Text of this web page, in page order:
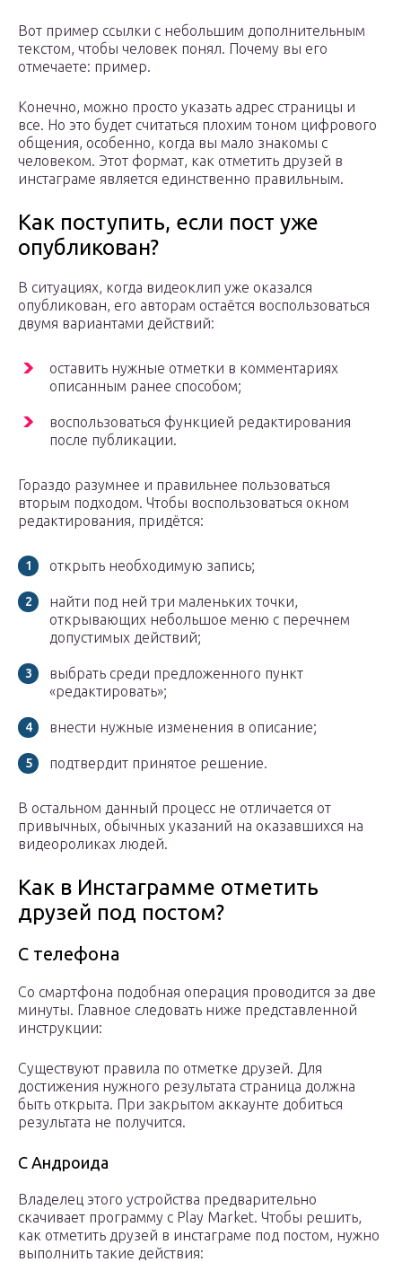
Вот пример ссылки с небольшим дополнительным
текстом, чтобы человек понял. Почему вы его
отмечаете: пример.
Конечно, можно просто указать адрес страницы и
все. Но это будет считаться плохим тоном цифрового
общения, особенно, когда вы мало знакомы с
человеком. Этот формат, как отметить друзей в
инстаграме является единственно правильным.
Как поступить, если пост уже
опубликован?
В ситуациях, когда видеоклип уже оказался
опубликован, его авторам остаётся воспользоваться
двумя вариантами действий:
оставить нужные отметки в комментариях
описанным ранее способом;
воспользоваться функцией редактирования
после публикации.
Гораздо разумнее и правильнее пользоваться
вторым подходом. Чтобы воспользоваться окном
редактирования, придётся:
открыть необходимую запись;
найти под ней три маленьких точки,
открывающих небольшое меню с перечнем
допустимых действий;
выбрать среди предложенного пункт
«редактировать»;
внести нужные изменения в описание;
подтвердит принятое решение.
В остальном данный процесс не отличается от
привычных, обычных указаний на оказавшихся на
видеороликах людей.
Как в Инстаграмме отметить
друзей под постом?
С телефона
Со смартфона подобная операция проводится за две
минуты. Главное следовать ниже представленной
инструкции:
Существуют правила по отметке друзей. Для
достижения нужного результата страница должна
быть открыта. При закрытом аккаунте добиться
результата не получится.
С Андроида
Владелец этого устройства предварительно
скачивает программу с Play Market. Чтобы решить,
как отметить друзей в инстаграме под постом, нужно
выполнить такие действия: